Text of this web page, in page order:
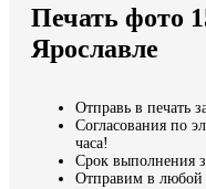
Мы доставляем по
Продолжить без города
Печать фото
Ярославле
Отправь в печать
Согласования по
часа!
Срок выполнения
Отправим в